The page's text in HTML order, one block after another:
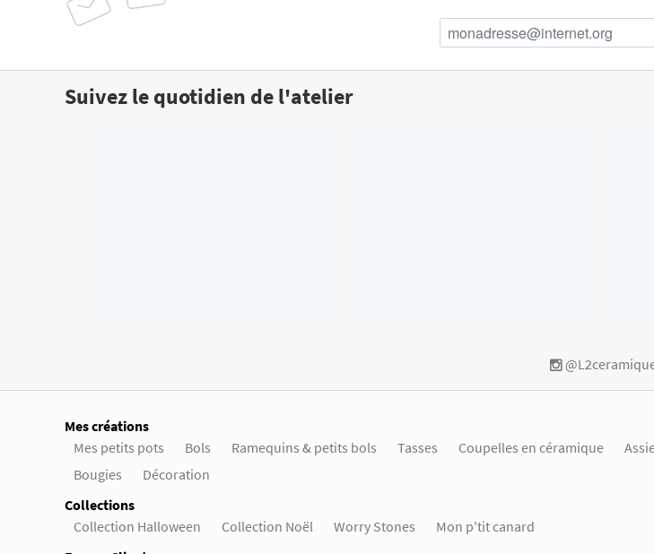
Suivez le quotidien de l'atelier
Mes créations
Mes petits pots
Bols Ramequins & petits bols Tasses Coupelles en céramique
Bougies
Décoration
Collections
Collection Halloween
Collection Noël Worry Stones
Mon p'tit canard